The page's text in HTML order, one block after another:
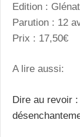
Edition : Glénat
Parution : 12
Prix : 17,50€
A lire aussi:
Dire au revoir